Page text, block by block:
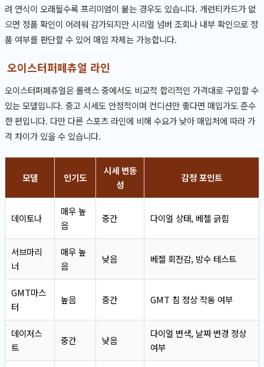
려 연식이 오래될수록 프리미엄이 붙는 경우도 있습니다. 개런티카드가 없
으면 정품 확인이 어려워 감가되지만 시리얼 넘버 조회나 내부 확인으로 정
품 여부를 판단할 수 있어 매입 자체는 가능합니다.
오이스터퍼페츄얼 라인
오이스터퍼페츄얼은 롤렉스 중에서도 비교적 합리적인 가격대로 구입할 수
있는 모델입니다. 중고 시세도 안정적이며 컨디션만 좋다면 매입가도 준수
한 편입니다. 다만 다른 스포츠 라인에 비해 수요가 낮아 매입처에 따라 가
격 차이가 있을 수 있습니다.
모델 인기도
시세 변동
성
감정 포인트
데이토나
매우 높
음
중간 다이얼 상태, 베젤 긁힘
서브마리
너
매우 높
음
낮음 베젤 회전감, 방수 테스트
GMT마스
터
높음 중간 GMT 침 정상 작동 여부
데이저스
트
중간 낮음
다이얼 변색, 날짜 변경 정상
여부